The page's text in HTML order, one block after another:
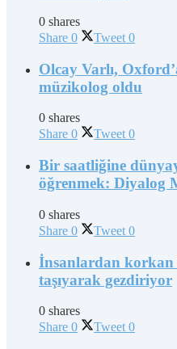
0 shares
Share 0 Tweet 0
Olcay Varlı,
müzikolog oldu
0 shares
Share 0 Tweet 0
Bir saatliğine
öğrenmek: Diyalog
0 shares
Share 0 Tweet 0
İnsanlardan korkan
taşıyarak gezdiriyor
0 shares
Share 0 Tweet 0